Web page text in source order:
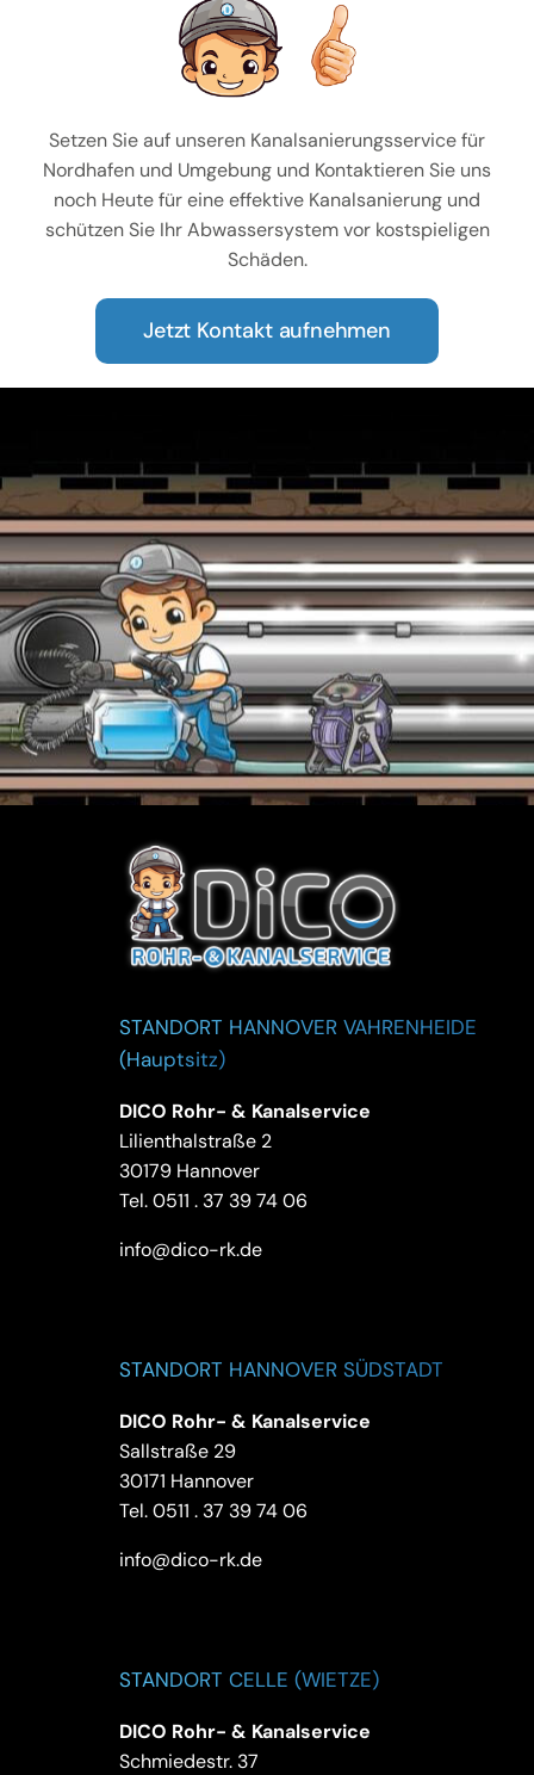
Setzen Sie auf unseren Kanalsanierungsservice für
Nordhafen und Umgebung und Kontaktieren Sie uns
noch Heute für eine effektive Kanalsanierung und
schützen Sie Ihr Abwassersystem vor kostspieligen
Schäden.
Jetzt Kontakt aufnehmen
STANDORT HANNOVER VAHRENHEIDE
(Hauptsitz)
DICO Rohr- & Kanalservice
Lilienthalstraße 2
30179 Hannover
Tel.0511 . 37 39 74 06
info@dico-rk.de
STANDORT HANNOVER SÜDSTADT
DICO Rohr- & Kanalservice
Sallstraße 29
30171 Hannover
Tel.0511 . 37 39 74 06
info@dico-rk.de
STANDORT CELLE (WIETZE)
DICO Rohr- & Kanalservice
Schmiedestr. 37